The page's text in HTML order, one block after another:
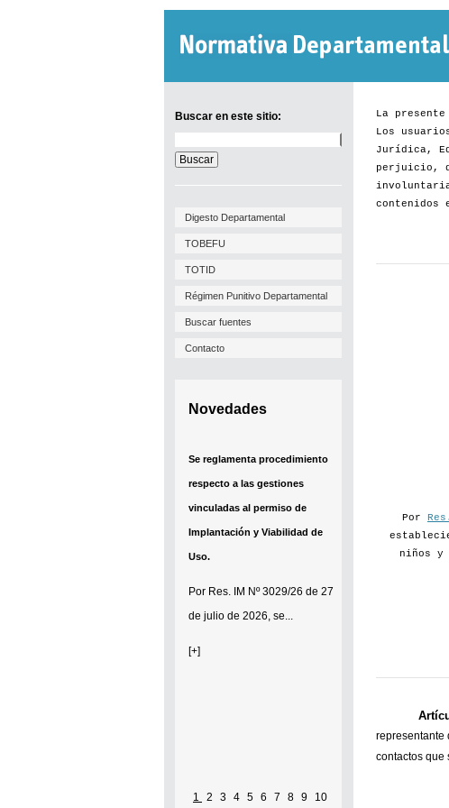
Buscar en este sitio:
en
este
sitio:
Digesto Departamental
TOBEFU
TOTID
Régimen Punitivo Departamental
Buscar fuentes
Contacto
Novedades
Se reglamenta procedimiento
respecto a las gestiones
vinculadas al permiso de
Implantación y Viabilidad de
Uso.
Por Res. IM Nº 3029/26 de 27
de julio de 2026, se...
[+]
1 2 3 4 5 6 7 8 9 10
La
Los
Jurídica,
perjuicio,
contenidos
Por
niños y
representante
contactos que